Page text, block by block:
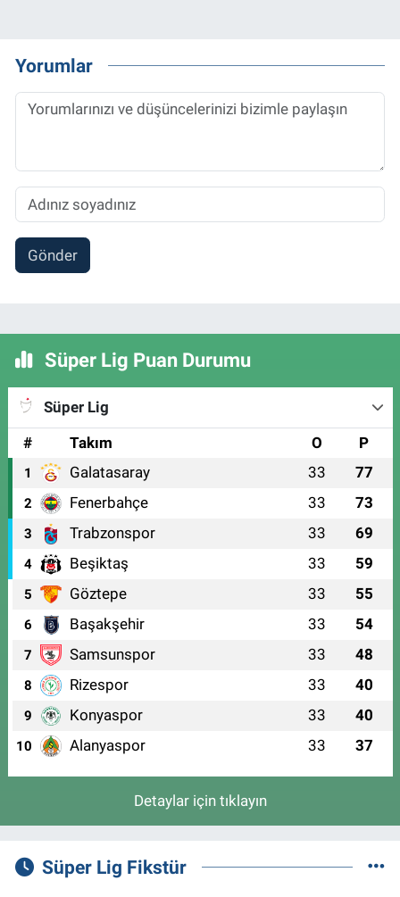
Yorumlar
Gönder
Süper Lig Puan Durumu
Süper Lig
#
Takım O P
1 Galatasaray 33 77
2 Fenerbahçe 33 73
3 Trabzonspor 33 69
4 Beşiktaş 33 59
5 Göztepe 33 55
6 Başakşehir 33 54
7 Samsunspor 33 48
8 Rizespor 33 40
9 Konyaspor 33 40
10 Alanyaspor 33 37
Detaylar için tıklayın
Süper Lig Fikstür